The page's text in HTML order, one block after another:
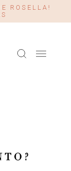
ROSELLA!